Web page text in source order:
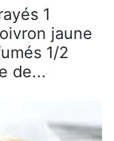
1
jaune
1/2
de...